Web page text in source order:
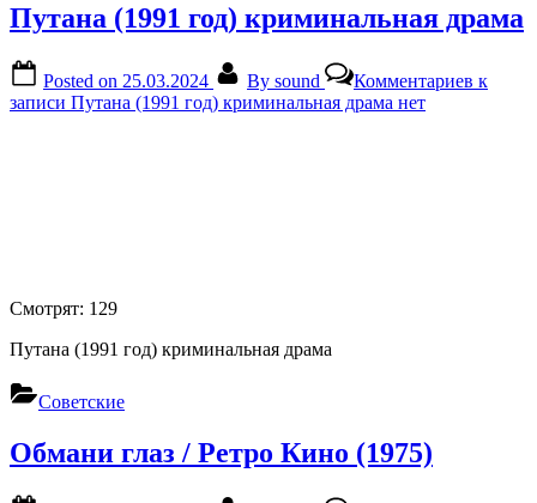
Путана (1991 год) криминальная драма
Posted on 25.03.2024 By sound Комментариев к
записи Путана (1991 год) криминальная драма нет
Смотрят: 129
Путана (1991 год) криминальная драма
Советские
Обмани глаз / Ретро Кино (1975)